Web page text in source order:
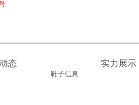
态 实力展示
鞋子信息